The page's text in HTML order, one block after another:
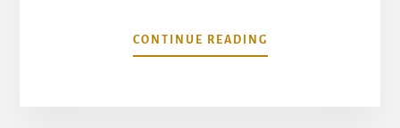
CONTINUE READING
5